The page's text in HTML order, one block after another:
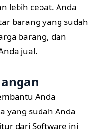
lebih cepat. Anda
barang yang sudah
barang, dan
jual.
Anda
yang sudah Anda
dari Software ini